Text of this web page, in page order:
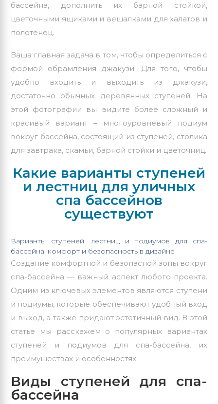
бассейна, дополнить их барной стойкой,
цветочными ящиками и вешалками для халатов и
полотенец.
Ваша главная задача в том, чтобы определиться с
формой обрамления джакузи. Для того, чтобы
удобно входить и выходить из джакузи,
достаточно обычных деревянных ступеней. На
этой фотографии вы видите более сложный и
красивый вариант – многоуровневый подиум
вокруг бассейна, состоящий из ступеней, столика
для завтрака, скамьи, барной стойки и цветочниц.
Какие варианты ступеней
и лестниц для уличных
спа бассейнов
существуют
Варианты ступеней, лестниц и подиумов для спа-
бассейна: комфорт и безопасность в дизайне
Создание комфортной и безопасной зоны вокруг
спа-бассейна — важный аспект любого проекта.
Одним из ключевых элементов являются ступени
и подиумы, которые обеспечивают удобный вход
и выход, а также придают эстетичный вид. В этой
статье мы расскажем о популярных вариантах
ступеней и подиумов для спа-бассейна, их
преимуществах и особенностях.
Виды ступеней для спа-
бассейна